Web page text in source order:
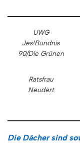
UWG
Jes!Bündnis
90/Die Grünen
Ratsfrau
Neudert
Die Dächer sind